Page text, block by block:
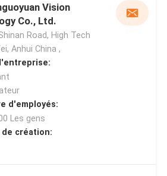
Vision
Co., Ltd.
Road, High Tech
Anhui China ,
d'employés:
Les gens
de création: